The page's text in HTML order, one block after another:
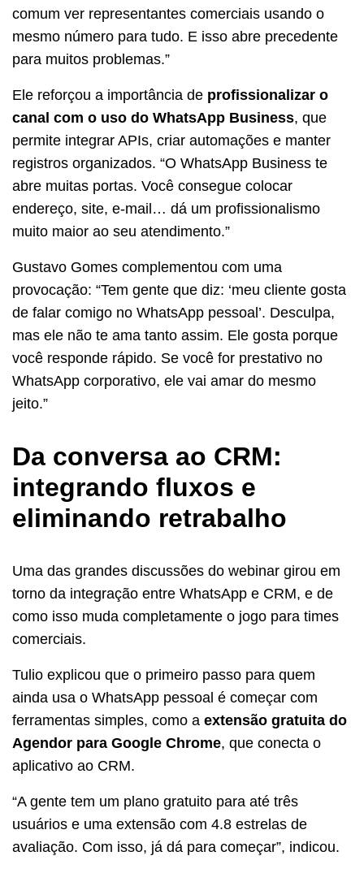
comum ver representantes comerciais usando o
mesmo número para tudo. E isso abre precedente
para muitos problemas.”
Ele reforçou a importância de profissionalizar o
canal com o uso do WhatsApp Business, que
permite integrar APIs, criar automações e manter
registros organizados. “O WhatsApp Business te
abre muitas portas. Você consegue colocar
endereço, site, e-mail… dá um profissionalismo
muito maior ao seu atendimento.”
Gustavo Gomes complementou com uma
provocação: “Tem gente que diz: ‘meu cliente gosta
de falar comigo no WhatsApp pessoal’. Desculpa,
mas ele não te ama tanto assim. Ele gosta porque
você responde rápido. Se você for prestativo no
WhatsApp corporativo, ele vai amar do mesmo
jeito.”
Da conversa ao CRM:
integrando fluxos e
eliminando retrabalho
Uma das grandes discussões do webinar girou em
torno da integração entre WhatsApp e CRM, e de
como isso muda completamente o jogo para times
comerciais.
Tulio explicou que o primeiro passo para quem
ainda usa o WhatsApp pessoal é começar com
ferramentas simples, como a extensão gratuita do
Agendor para Google Chrome, que conecta o
aplicativo ao CRM.
“A gente tem um plano gratuito para até três
usuários e uma extensão com 4.8 estrelas de
avaliação. Com isso, já dá para começar”, indicou.